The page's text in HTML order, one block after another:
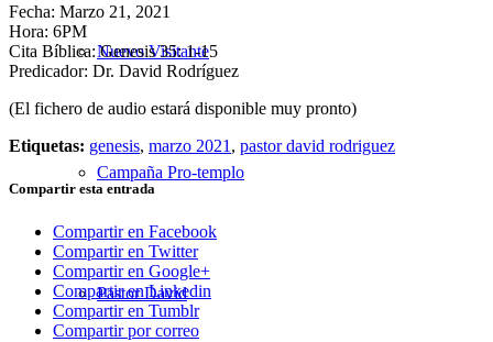
Nuevo Visitante
Campaña Pro-templo
Pastor David
Fecha: Marzo 21, 2021
Hora: 6PM
Cita Bíblica: Genesis 35: 1-15
Predicador: Dr. David Rodríguez
(El fichero de audio estará disponible muy pronto)
Etiquetas: genesis, marzo 2021 , pastor david rodriguez
Compartir esta entrada
Compartir en Facebook
Compartir en Twitter
Compartir en Google+
Compartir en Linkedin
Compartir en Tumblr
Compartir por correo